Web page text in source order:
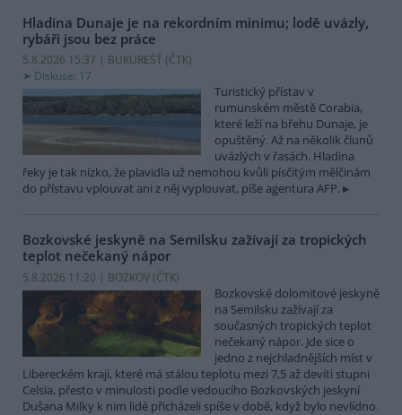
Hladina Dunaje je na rekordním minimu; lodě uvázly,
rybáři jsou bez práce
5.8.2026 15:37 | BUKUREŠŤ (ČTK)
Diskuse: 17
Turistický přístav v
rumunském městě Corabia,
které leží na břehu Dunaje, je
opuštěný. Až na několik člunů
uvázlých v řasách. Hladina
řeky je tak nízko, že plavidla už nemohou kvůli písčitým mělčinám
do přístavu vplouvat ani z něj vyplouvat, píše agentura AFP.
Bozkovské jeskyně na Semilsku zažívají za tropických
teplot nečekaný nápor
5.8.2026 11:20 | BOZKOV (ČTK)
Bozkovské dolomitové jeskyně
na Semilsku zažívají za
současných tropických teplot
nečekaný nápor. Jde sice o
jedno z nejchladnějších míst v
Libereckém kraji, které má stálou teplotu mezi 7,5 až devíti stupni
Celsia, přesto v minulosti podle vedoucího Bozkovských jeskyní
Dušana Milky k nim lidé přicházeli spíše v době, když bylo nevlídno.